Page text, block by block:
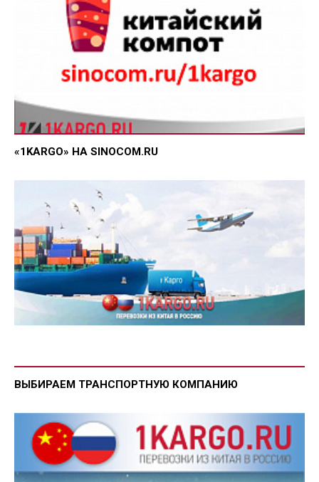
«1KARGO» НА SINOCOM.RU
ВЫБИРАЕМ ТРАНСПОРТНУЮ КОМПАНИЮ